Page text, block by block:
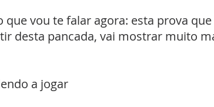
vou te falar agora: esta prova que
desta pancada, vai mostrar muito
a jogar